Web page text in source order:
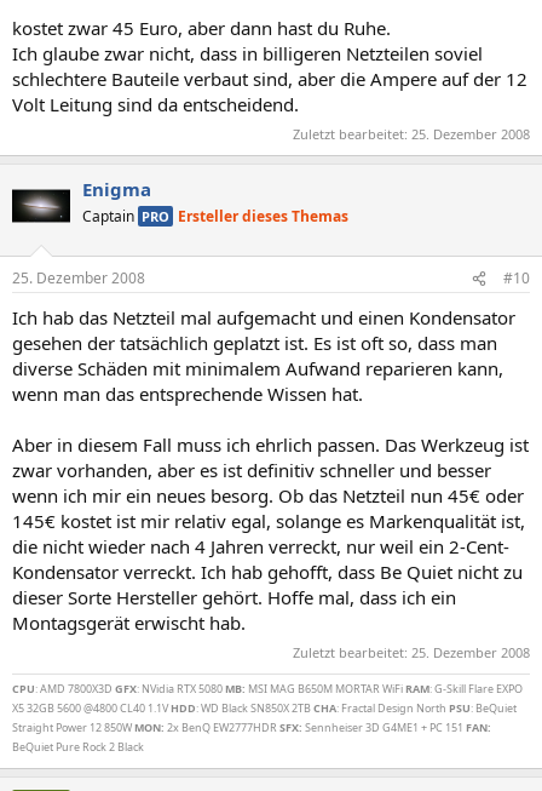
kostet zwar 45 Euro, aber dann hast du Ruhe.
Ich glaube zwar nicht, dass in billigeren Netzteilen soviel
schlechtere Bauteile verbaut sind, aber die Ampere auf der 12
Volt Leitung sind da entscheidend.
Zuletzt bearbeitet: 25. Dezember 2008
Enigma
Captain PRO Ersteller dieses Themas
25. Dezember 2008 #10
Ich hab das Netzteil mal aufgemacht und einen Kondensator
gesehen der tatsächlich geplatzt ist. Es ist oft so, dass man
diverse Schäden mit minimalem Aufwand reparieren kann,
wenn man das entsprechende Wissen hat.
Aber in diesem Fall muss ich ehrlich passen. Das Werkzeug ist
zwar vorhanden, aber es ist definitiv schneller und besser
wenn ich mir ein neues besorg. Ob das Netzteil nun 45€ oder
145€ kostet ist mir relativ egal, solange es Markenqualität ist,
die nicht wieder nach 4 Jahren verreckt, nur weil ein 2-Cent-
Kondensator verreckt. Ich hab gehofft, dass Be Quiet nicht zu
dieser Sorte Hersteller gehört. Hoffe mal, dass ich ein
Montagsgerät erwischt hab.
Zuletzt bearbeitet: 25. Dezember 2008
CPU: AMD 7800X3D GFX: NVidia RTX 5080 MB: MSI MAG B650M MORTAR WiFi RAM: G-Skill Flare EXPO
X5 32GB 5600 @4800 CL40 1.1VHDD: WD Black SN850X 2TBCHA: Fractal Design North PSU: BeQuiet
Straight Power 12 850W MON: 2x BenQ EW2777HDR SFX: Sennheiser 3D G4ME1 + PC 151 FAN:
BeQuiet Pure Rock 2 Black